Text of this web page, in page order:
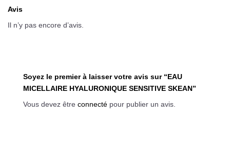
Avis
Il n’y pas encore d’avis.
Soyez le premier à laisser votre avis sur “EAU
MICELLAIRE HYALURONIQUE SENSITIVE SKEAN”
Vous devez être connecté pour publier un avis.